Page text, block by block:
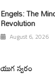
Engels: The
Revolution
August 6, 2026
యుగ స్వ‌రం